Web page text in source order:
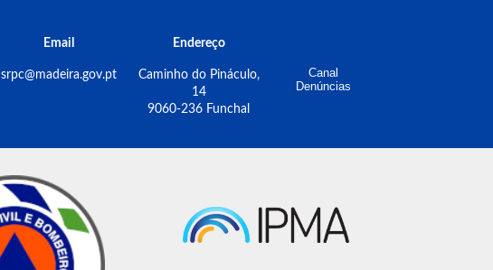
Email Endereço
srpc@madeira.gov.pt
Caminho do Pináculo,
14
9060-236 Funchal
Canal
Denúncias